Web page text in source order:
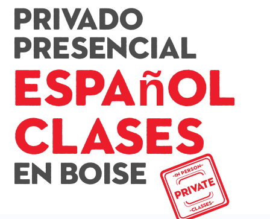
Privado
presencial
Español
Clases
En Boise